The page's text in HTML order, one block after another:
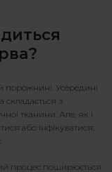
?
порожнині. Усередині
складається з
тканини. Але, як і
або інфікуватися,
процес поширюється